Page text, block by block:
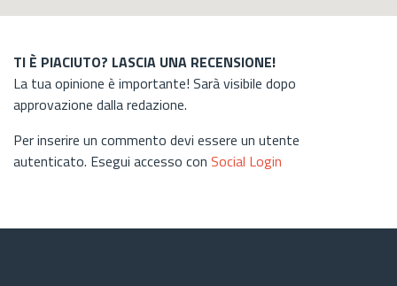
TI È PIACIUTO? LASCIA UNA RECENSIONE!
La tua opinione è importante! Sarà visibile dopo
approvazione dalla redazione.
Per inserire un commento devi essere un utente
autenticato. Esegui accesso con Social Login